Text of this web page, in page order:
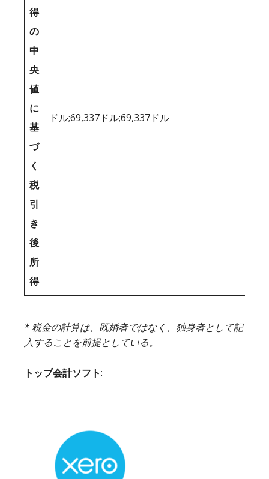
得
の
中
央
値
に
基
づ
く
税
引
き
後
所
得
ドル;69,337ドル;69,337ドル
* 税金の計算は、既婚者ではなく、独身者として記
入することを前提としている。
トップ会計ソフト: